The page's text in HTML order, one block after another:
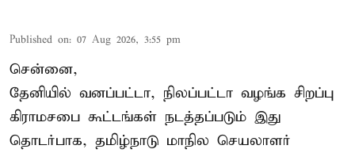
Published on: 07 Aug 2026, 3:55 pm
சென்னை,
தேனியில் வனப்பட்டா, நிலப்பட்டா வழங்க சிறப்பு
கிராமசபை கூட்டங்கள் நடத்தப்படும் இது
தொடர்பாக, தமிழ்நாடு மாநில செயலாளர்